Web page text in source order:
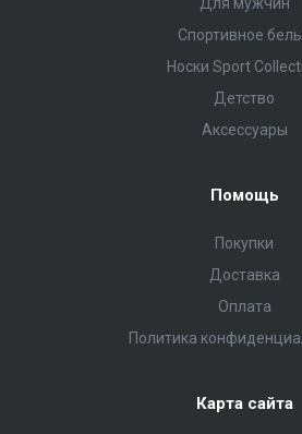
Спортивное
Носки Sport
Детство
Аксессуары
Помощь
Покупки
Доставка
Оплата
Политика
Карта сайта